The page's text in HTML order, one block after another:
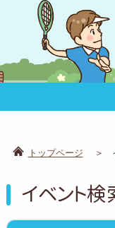
トップページ
イベント検